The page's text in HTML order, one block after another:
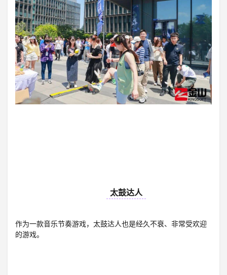
太鼓达人
作为一款音乐节奏游戏，太鼓达人也是经久不衰、非常受欢迎
的游戏。